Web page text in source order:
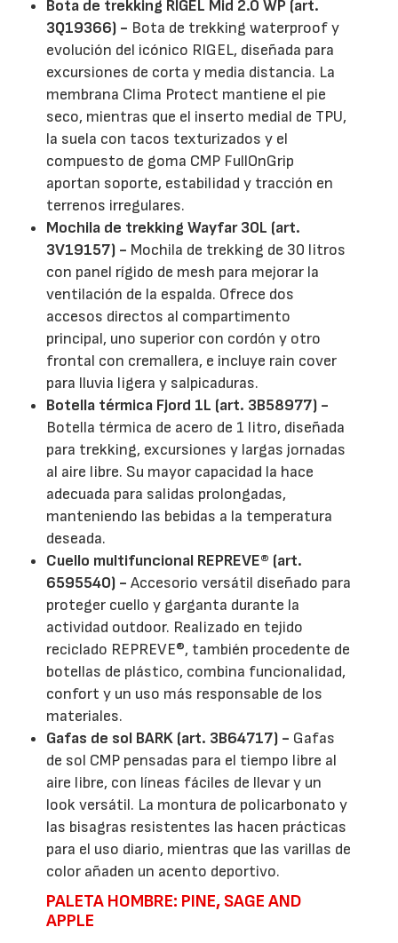
Bota de trekking RIGEL Mid 2.0 WP (art.
3Q19366) - Bota de trekking waterproof y
evolución del icónico RIGEL, diseñada para
excursiones de corta y media distancia. La
membrana Clima Protect mantiene el pie
seco, mientras que el inserto medial de TPU,
la suela con tacos texturizados y el
compuesto de goma CMP FullOnGrip
aportan soporte, estabilidad y tracción en
terrenos irregulares.
Mochila de trekking Wayfar 30L (art.
3V19157) - Mochila de trekking de 30 litros
con panel rígido de mesh para mejorar la
ventilación de la espalda. Ofrece dos
accesos directos al compartimento
principal, uno superior con cordón y otro
frontal con cremallera, e incluye rain cover
para lluvia ligera y salpicaduras.
Botella térmica Fjord 1L (art. 3B58977) -
Botella térmica de acero de 1 litro, diseñada
para trekking, excursiones y largas jornadas
al aire libre. Su mayor capacidad la hace
adecuada para salidas prolongadas,
manteniendo las bebidas a la temperatura
deseada.
Cuello multifuncional REPREVE® (art.
6595540) - Accesorio versátil diseñado para
proteger cuello y garganta durante la
actividad outdoor. Realizado en tejido
reciclado REPREVE®, también procedente de
botellas de plástico, combina funcionalidad,
confort y un uso más responsable de los
materiales.
Gafas de sol BARK (art. 3B64717) - Gafas
de sol CMP pensadas para el tiempo libre al
aire libre, con líneas fáciles de llevar y un
look versátil. La montura de policarbonato y
las bisagras resistentes las hacen prácticas
para el uso diario, mientras que las varillas de
color añaden un acento deportivo.
PALETA HOMBRE: PINE, SAGE AND
APPLE